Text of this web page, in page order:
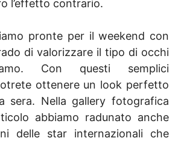
l’effetto contrario.
pronte per il weekend con
di valorizzare il tipo di occhi
Con questi semplici
ottenere un look perfetto
sera. Nella gallery fotografica
abbiamo radunato anche
delle star internazionali che